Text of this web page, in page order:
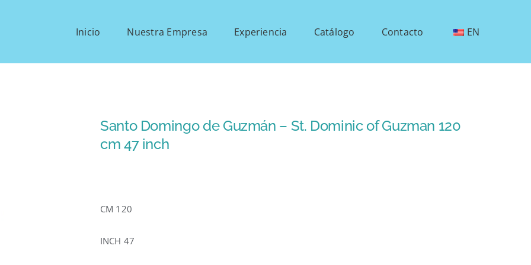
Inicio Nuestra Empresa Experiencia Catálogo Contacto EN
Santo Domingo de Guzmán – St. Dominic of Guzman 120
cm 47 inch
CM 120
INCH 47